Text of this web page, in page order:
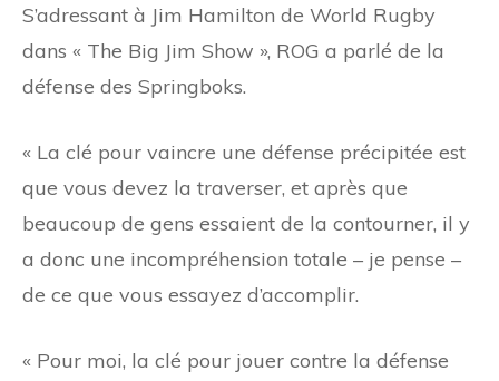
S’adressant à Jim Hamilton de World Rugby
dans « The Big Jim Show », ROG a parlé de la
défense des Springboks.
« La clé pour vaincre une défense précipitée est
que vous devez la traverser, et après que
beaucoup de gens essaient de la contourner, il y
a donc une incompréhension totale – je pense –
de ce que vous essayez d’accomplir.
« Pour moi, la clé pour jouer contre la défense